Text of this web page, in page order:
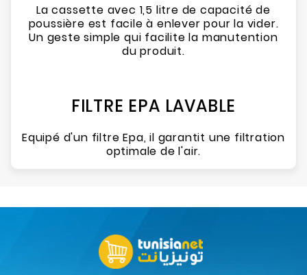
La cassette avec 1,5 litre de capacité de
poussière est facile à enlever pour la vider.
Un geste simple qui facilite la manutention
du produit.
FILTRE EPA LAVABLE
Equipé d'un filtre Epa, il garantit une filtration
optimale de l'air.